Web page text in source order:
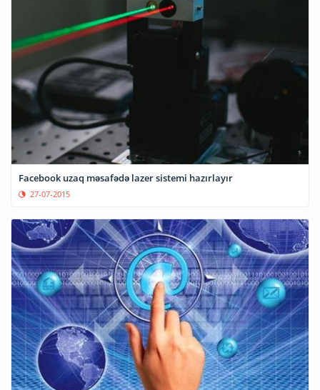
Facebook uzaq məsafədə lazer sistemi hazırlayır
27-07-2015